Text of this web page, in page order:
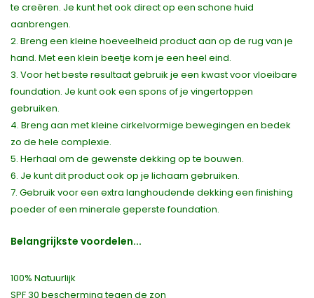
te creëren. Je kunt het ook direct op een schone huid
aanbrengen.
2. Breng een kleine hoeveelheid product aan op de rug van je
hand. Met een klein beetje kom je een heel eind.
3. Voor het beste resultaat gebruik je een kwast voor vloeibare
foundation. Je kunt ook een spons of je vingertoppen
gebruiken.
4. Breng aan met kleine cirkelvormige bewegingen en bedek
zo de hele complexie.
5. Herhaal om de gewenste dekking op te bouwen.
6. Je kunt dit product ook op je lichaam gebruiken.
7. Gebruik voor een extra langhoudende dekking een finishing
poeder of een minerale geperste foundation.
Belangrijkste voordelen...
100% Natuurlijk
SPF 30 bescherming tegen de zon